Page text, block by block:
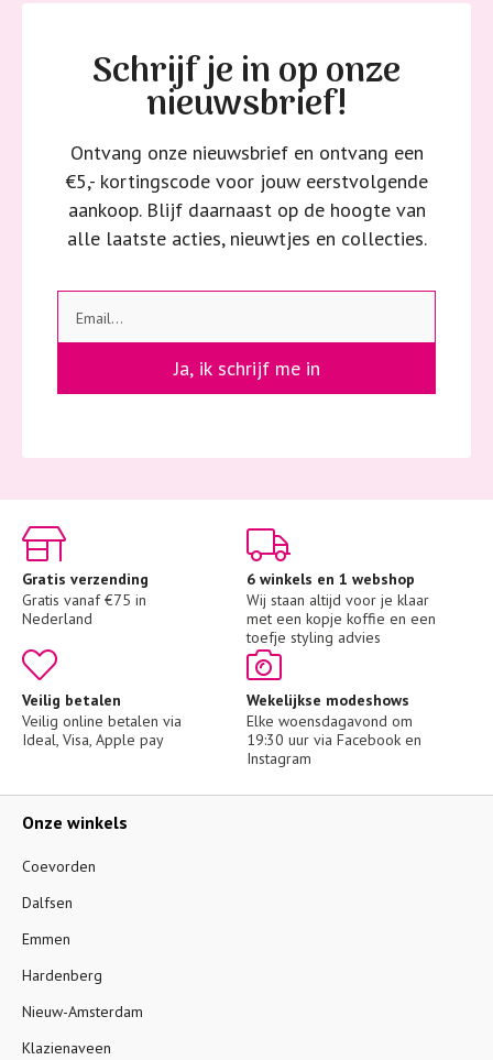
Schrijf je in op onze
nieuwsbrief!
Ontvang onze nieuwsbrief en ontvang een
€5,- kortingscode voor jouw eerstvolgende
aankoop. Blijf daarnaast op de hoogte van
alle laatste acties, nieuwtjes en collecties.
Ja, ik schrijf me in
Gratis verzending
Gratis vanaf €75 in
Nederland
6 winkels en 1 webshop
Wij staan altijd voor je klaar
met een kopje koffie en een
toefje styling advies
Veilig betalen
Veilig online betalen via
Ideal, Visa, Apple pay
Wekelijkse modeshows
Elke woensdagavond om
19:30 uur via Facebook en
Instagram
Onze winkels
Coevorden
Dalfsen
Emmen
Hardenberg
Nieuw-Amsterdam
Klazienaveen